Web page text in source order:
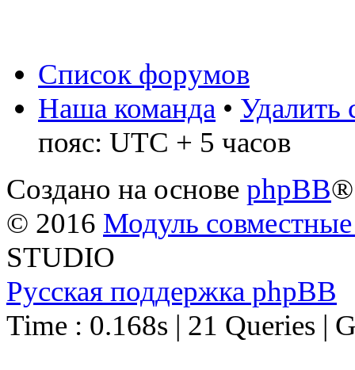
Список форумов
Наша команда • Удалить
пояс: UTC + 5 часов
Создано на основе phpBB®
© 2016 Модуль
STUDIO
Русская поддержка phpBB
Time : 0.168s | 21 Queries |